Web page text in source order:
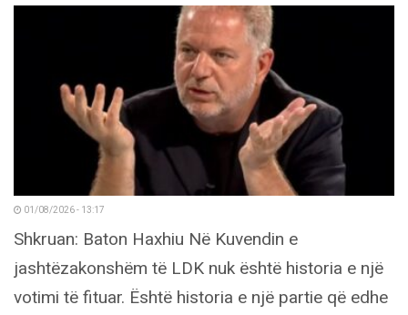
01/08/2026 - 13:17
Shkruan: Baton Haxhiu Në Kuvendin e
jashtëzakonshëm të LDK nuk është historia e një
votimi të fituar. Është historia e një partie që edhe